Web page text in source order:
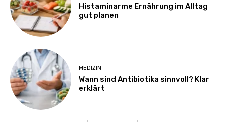
Histaminarme Ernährung im Alltag
gut planen
MEDIZIN
Wann sind Antibiotika sinnvoll? Klar
erklärt